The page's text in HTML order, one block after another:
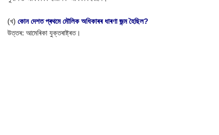
(খ) কোন দেশত প্ৰথমে মৌলিক অধিকাৰৰ ধাৰণা জন্ম হৈছিল?
উত্তৰ: আমেৰিকা যুক্তৰাষ্ট্ৰত।